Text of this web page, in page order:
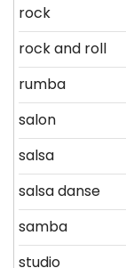
rock
rock and roll
rumba
salon
salsa
salsa danse
samba
studio